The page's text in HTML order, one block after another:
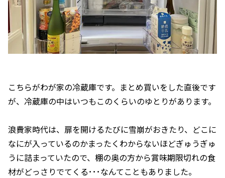
こちらがわが家の冷蔵庫です。まとめ買いをした直後です
が、冷蔵庫の中はいつもこのくらいのゆとりがあります。
浪費家時代は、扉を開けるたびに雪崩がおきたり、どこに
なにが入っているのかまったくわからないほどぎゅうぎゅ
うに詰まっていたので、棚の奥の方から賞味期限切れの食
材がどっさりでてくる･･･なんてこともありました。